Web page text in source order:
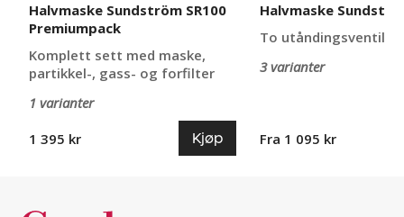
Halvmaske Sundström SR100
Premiumpack
Komplett sett med maske,
partikkel-, gass- og forfilter
1 varianter
1 395 kr
Kjøp
Halvmaske
To utåndingsventiler
3 varianter
Fra 1 095 kr